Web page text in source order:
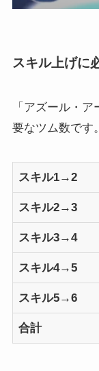
スキル上げに
「アズール・
要なツム数です。
スキル1→2
スキル2→3
スキル3→4
スキル4→5
スキル5→6
合計